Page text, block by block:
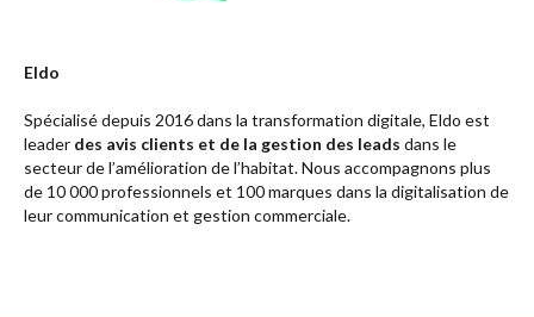
Eldo
Spécialisé depuis 2016 dans la transformation digitale, Eldo est
leader des avis clients et de la gestion des leads dans le
secteur de l’amélioration de l’habitat. Nous accompagnons plus
de 10 000 professionnels et 100 marques dans la digitalisation de
leur communication et gestion commerciale.